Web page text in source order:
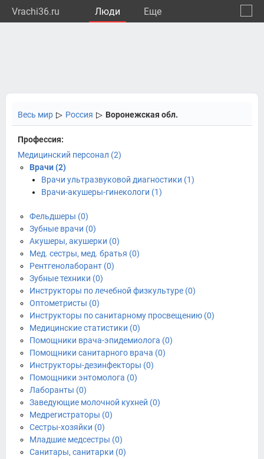
Vrachi36.ru Люди Eще
Весь мир ▷ Россия ▷ Воронежская обл.
Профессия:
Медицинский персонал (2)
Врачи (2)
Врачи ультразвуковой диагностики (1)
Врачи-акушеры-гинекологи (1)
Фельдшеры (0)
Зубные врачи (0)
Акушеры, акушерки (0)
Мед. сестры, мед. братья (0)
Рентгенолаборант (0)
Зубные техники (0)
Инструкторы по лечебной физкультуре (0)
Оптометристы (0)
Инструкторы по санитарному просвещению (0)
Медицинские статистики (0)
Помощники врача-эпидемиолога (0)
Помощники санитарного врача (0)
Инструкторы-дезинфекторы (0)
Помощники энтомолога (0)
Лаборанты (0)
Заведующие молочной кухней (0)
Медрегистраторы (0)
Сестры-хозяйки (0)
Младшие медсестры (0)
Санитары, санитарки (0)